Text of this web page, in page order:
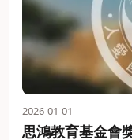
2026-01-01
思鴻教育基金會